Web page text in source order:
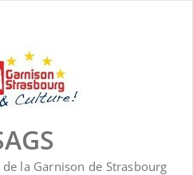
la Garnison de Strasbourg